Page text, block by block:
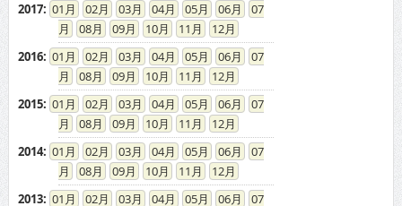
2017: 01 02 03 04 05 06
07
08
09 10 11
12
2016: 01 02 03 04 05 06
07
08
09 10 11
12
2015: 01 02 03 04 05 06
07
08
09 10 11
12
2014: 01 02 03 04 05 06
07
08
09 10 11
12
2013: 01 02 03 04 05 06
07